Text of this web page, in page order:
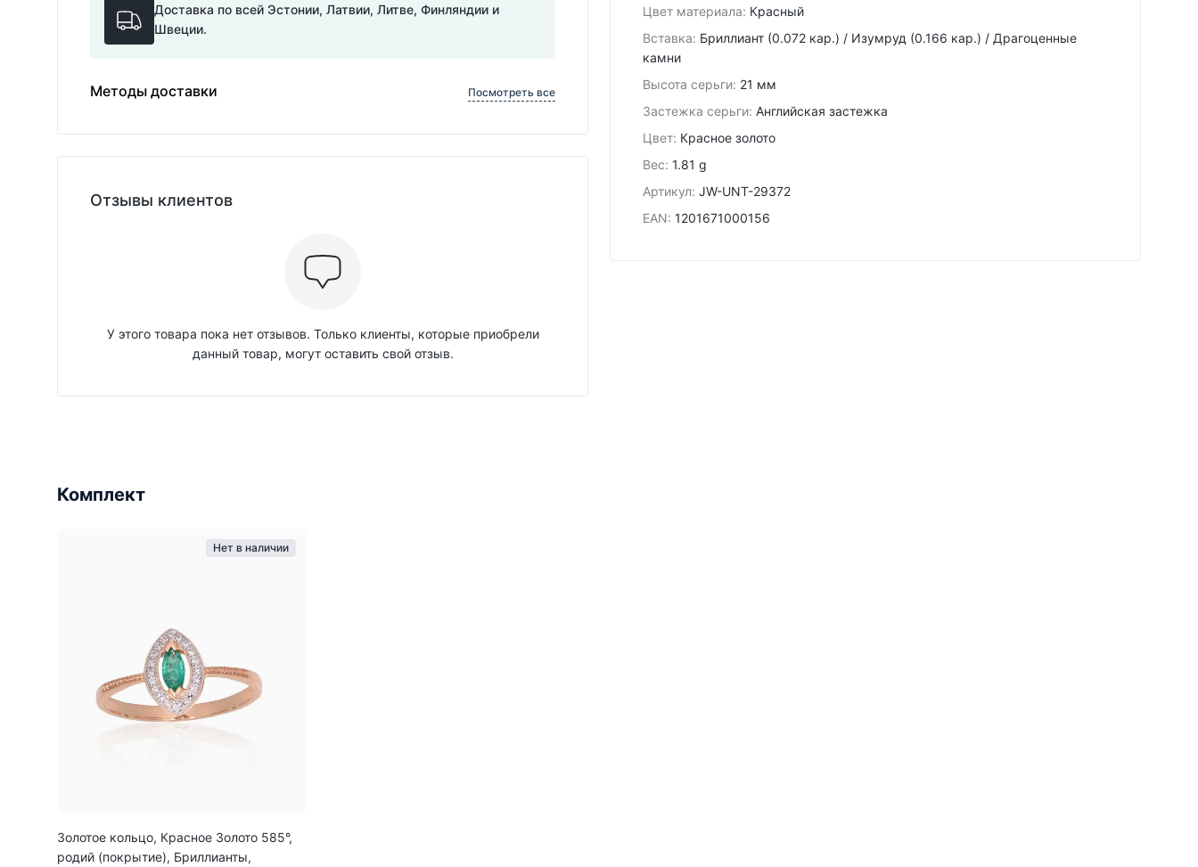
Цвет материала: Красный
Вставка: Бриллиант (0.072 кар.) / Изумруд (0.166 кар.) / Драгоценные
камни
Высота серьги: 21 мм
Застежка серьги: Английская застежка
Цвет: Красное золото
Вес: 1.81 g
Артикул: JW-UNT-29372
EAN: 1201671000156
Доставка по всей Эстонии, Латвии, Литве, Финляндии и
Швеции.
Методы доставки Посмотреть все
Отзывы клиентов
У этого товара пока нет отзывов. Только клиенты, которые приобрели
данный товар, могут оставить свой отзыв.
Комплект
Нет в наличии
Золотое кольцо, Красное Золото 585°,
родий (покрытие), Бриллианты,